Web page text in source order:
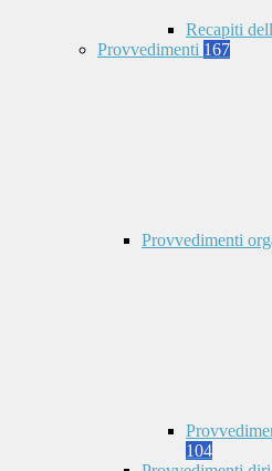
Recapiti
Provvedimenti 167
Provvedimenti
104